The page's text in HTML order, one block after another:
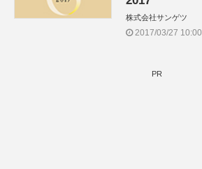
株式会社サンゲツ
2017/03/27 10:00
PR